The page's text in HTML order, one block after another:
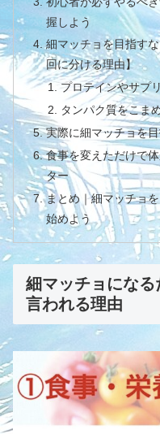
握しよう
細マッチョを目指す
回に分ける理由】
プロテインやサプ
タンパク質をこま
実際に細マッチョを
食事を変えただけで
ター
まとめ｜細マッチョ
始めよう
細マッチョにな
言われる理由